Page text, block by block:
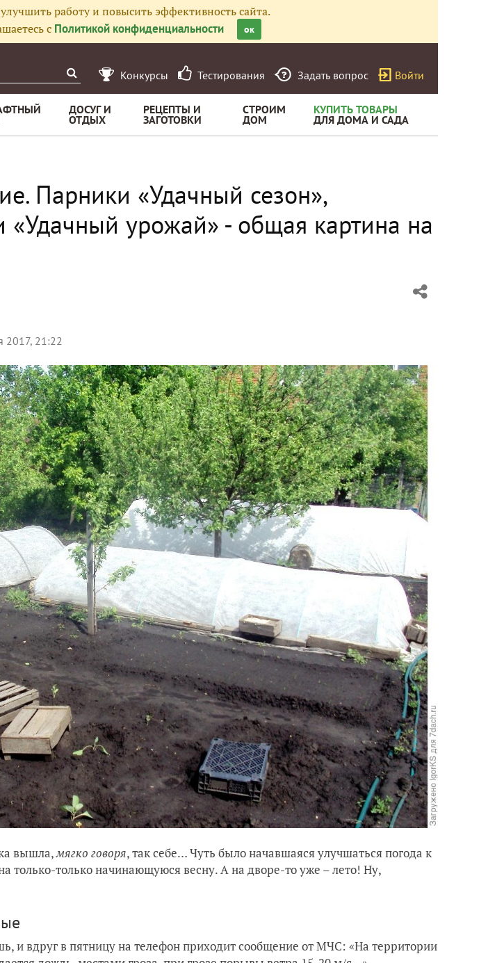
работу и повысить эффективность сайта.
с Политикой конфиденциальности ок
Конкурсы Тестирования Задать вопрос Войти
ДОСУГ И
ОТДЫХ
РЕЦЕПТЫ И
ЗАГОТОВКИ
СТРОИМ
ДОМ
КУПИТЬ ТОВАРЫ
ДЛЯ ДОМА И САДА
Парники «Удачный сезон»,
«Удачный урожай» - общая картина на
2017, 21:22
вышла,мягко говоря, так себе… Чуть было начавшаяся улучшаться погода к
только-только начинающуюся весну. А на дворе-то уже – лето! Ну,
и вдруг в пятницу на телефон приходит сообщение от МЧС: «На территории